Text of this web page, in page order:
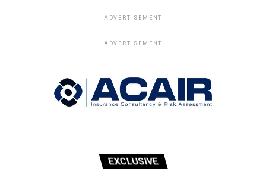
ADVERTISEMENT
ADVERTISEMENT
EXCLUSIVE